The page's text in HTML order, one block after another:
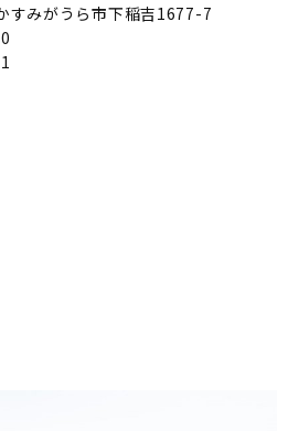
すみがうら市下稲吉1677-7